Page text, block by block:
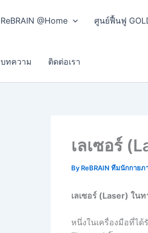
ReBRAIN @Home ศูนย์ฟื้นฟู
บทความ ติดต่อเรา
เลเซอร์
By ReBRAIN ทีมนักกายภ
เลเซอร์ (Laser) ใน
หนึ่งในเครื่องมือที่ไ